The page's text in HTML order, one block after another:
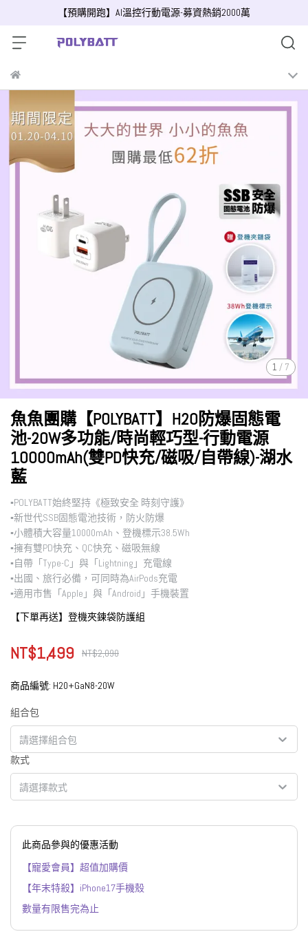
【預購開跑】AI溫控行動電源-募資熱銷2000萬
1 / 7
魚魚團購【POLYBATT】H20防爆固態電
池-20W多功能/時尚輕巧型-行動電源
10000mAh(雙PD快充/磁吸/自帶線)-湖水
藍
▪︎POLYBATT始終堅持《極致安全 時刻守護》
▪︎新世代SSB固態電池技術，防火防爆
▪︎小體積大容量10000mAh、登機標示38.5Wh
▪︎擁有雙PD快充、QC快充、磁吸無線
▪︎自帶「Type-C」與「Lightning」充電線
▪︎出國、旅行必備，可同時為AirPods充電
▪︎適用市售「Apple」與「Android」手機裝置
【下單再送】登機夾鍊袋防護組
NT$1,499 NT$2,090
商品編號: H20+GaN8-20W
組合包
請選擇組合包
款式
請選擇款式
此商品參與的優惠活動
【寵愛會員】超值加購價
【年末特殺】iPhone17手機殼
數量有限售完為止